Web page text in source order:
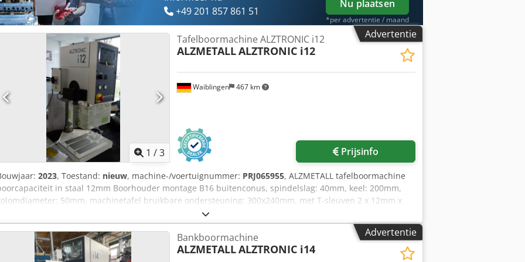
+49 201 857 861 51
Nu plaatsen
*per advertentie / maand
Advertentie
1 /3
Waiblingen 467 km
Tafelboormachine ALZTRONIC i12
ALZMETALLALZTRONIC i12
Prijsinfo
2023, Toestand: nieuw, machine-/voertuignummer: PRJ065955, ALZMETALL tafelboormachine
in staal 12mm Boorhouder montage B16 buitenconus, spindelslag: 40mm, keel: 200mm,
50mm, machinetafel bruikbare ondersteuning: 300x240mm, met T-sleuven 2 x 12mm x
80mm, afstand spindel-basisplaat min./max. 110/250, handaanvoer, machinehoogte zonder opties:
nettogewicht: 64 kg. - Toerental traploos 250-5000 rpm Standaard uitrusting: Chedpfx Ahslub
Rdstea 5" TFT - LCD display met touch functie: handmatige invoer van spindelsnelheid instelpunt,
snelheidsweergave werkelijke waarde, geïntegreerde boordiepte weergave met touch nul punt
Advertentie
Bankboormachine
ALZMETALLALZTRONIC i14